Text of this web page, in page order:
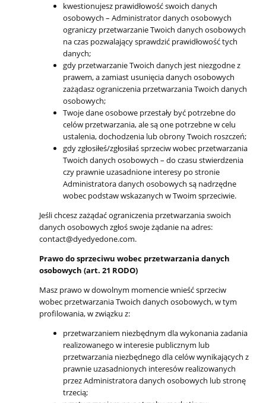
kwestionujesz prawidłowość swoich danych
osobowych – Administrator danych osobowych
ograniczy przetwarzanie Twoich danych osobowych
na czas pozwalający sprawdzić prawidłowość tych
danych;
gdy przetwarzanie Twoich danych jest niezgodne z
prawem, a zamiast usunięcia danych osobowych
zażądasz ograniczenia przetwarzania Twoich danych
osobowych;
Twoje dane osobowe przestały być potrzebne do
celów przetwarzania, ale są one potrzebne w celu
ustalenia, dochodzenia lub obrony Twoich roszczeń;
gdy zgłosiłeś/zgłosiłaś sprzeciw wobec przetwarzania
Twoich danych osobowych – do czasu stwierdzenia
czy prawnie uzasadnione interesy po stronie
Administratora danych osobowych są nadrzędne
wobec podstaw wskazanych w Twoim sprzeciwie.
Jeśli chcesz zażądać ograniczenia przetwarzania swoich
danych osobowych zgłoś swoje żądanie na adres:
contact@dyedyedone.com.
Prawo do sprzeciwu wobec przetwarzania danych
osobowych (art. 21 RODO)
Masz prawo w dowolnym momencie wnieść sprzeciw
wobec przetwarzania Twoich danych osobowych, w tym
profilowania, w związku z:
przetwarzaniem niezbędnym dla wykonania zadania
realizowanego w interesie publicznym lub
przetwarzania niezbędnego dla celów wynikających z
prawnie uzasadnionych interesów realizowanych
przez Administratora danych osobowych lub stronę
trzecią;